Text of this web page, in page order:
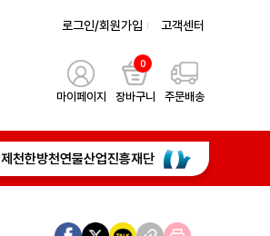
로그인/회원가입 고객센터
마이페이지
0
장바구니 주문배송
제천한방천연물산업진흥재단